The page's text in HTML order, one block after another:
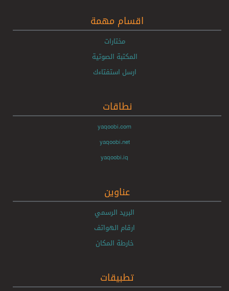
اقسام مهمة
مختارات
المكتبة الصوتية
ارسل استفتاءك
نطاقات
yaqoobi.com
yaqoobi.net
yaqoobi.iq
عناوين
البريد الرسمي
ارقام الهواتف
خارطة المكان
تطبيقات